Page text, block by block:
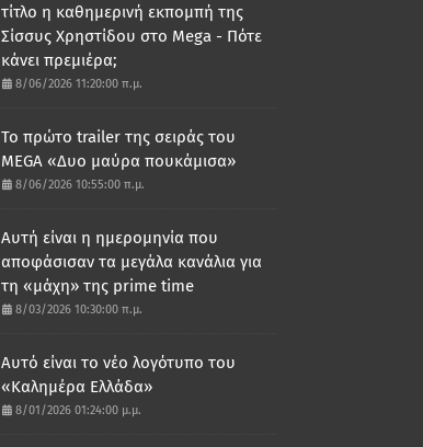
τίτλο η καθημερινή εκπομπή της
Σίσσυς Χρηστίδου στο Mega - Πότε
κάνει πρεμιέρα;
8/06/2026 11:20:00 π.μ.
Το πρώτο trailer της σειράς του
MEGA «Δυο μαύρα πουκάμισα»
8/06/2026 10:55:00 π.μ.
Αυτή είναι η ημερομηνία που
αποφάσισαν τα μεγάλα κανάλια για
τη «μάχη» της prime time
8/03/2026 10:30:00 π.μ.
Αυτό είναι το νέο λογότυπο του
«Καλημέρα Ελλάδα»
8/01/2026 01:24:00 μ.μ.